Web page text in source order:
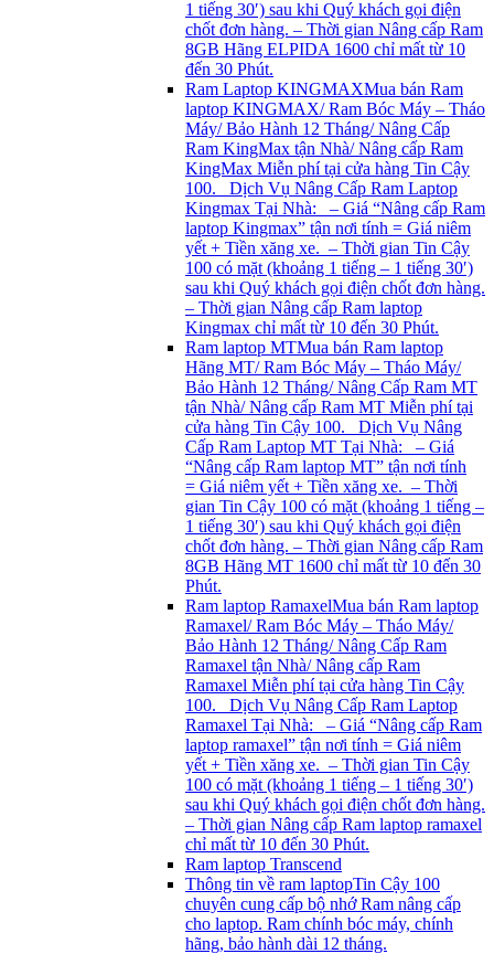
1 tiếng 30′) sau khi Quý khách gọi điện
chốt đơn hàng. – Thời gian Nâng cấp Ram
8GB Hãng ELPIDA 1600 chỉ mất từ 10
đến 30 Phút.
Ram Laptop KINGMAXMua bán Ram
laptop KINGMAX/ Ram Bóc Máy – Tháo
Máy/ Bảo Hành 12 Tháng/ Nâng Cấp
Ram KingMax tận Nhà/ Nâng cấp Ram
KingMax Miễn phí tại cửa hàng Tin Cậy
100. Dịch Vụ Nâng Cấp Ram Laptop
Kingmax Tại Nhà: – Giá “Nâng cấp Ram
laptop Kingmax” tận nơi tính = Giá niêm
yết + Tiền xăng xe. – Thời gian Tin Cậy
100 có mặt (khoảng 1 tiếng – 1 tiếng 30′)
sau khi Quý khách gọi điện chốt đơn hàng.
– Thời gian Nâng cấp Ram laptop
Kingmax chỉ mất từ 10 đến 30 Phút.
Ram laptop MTMua bán Ram laptop
Hãng MT/ Ram Bóc Máy – Tháo Máy/
Bảo Hành 12 Tháng/ Nâng Cấp Ram MT
tận Nhà/ Nâng cấp Ram MT Miễn phí tại
cửa hàng Tin Cậy 100. Dịch Vụ Nâng
Cấp Ram Laptop MT Tại Nhà: – Giá
“Nâng cấp Ram laptop MT” tận nơi tính
= Giá niêm yết + Tiền xăng xe. – Thời
gian Tin Cậy 100 có mặt (khoảng 1 tiếng –
1 tiếng 30′) sau khi Quý khách gọi điện
chốt đơn hàng. – Thời gian Nâng cấp Ram
8GB Hãng MT 1600 chỉ mất từ 10 đến 30
Phút.
Ram laptop RamaxelMua bán Ram laptop
Ramaxel/ Ram Bóc Máy – Tháo Máy/
Bảo Hành 12 Tháng/ Nâng Cấp Ram
Ramaxel tận Nhà/ Nâng cấp Ram
Ramaxel Miễn phí tại cửa hàng Tin Cậy
100. Dịch Vụ Nâng Cấp Ram Laptop
Ramaxel Tại Nhà: – Giá “Nâng cấp Ram
laptop ramaxel” tận nơi tính = Giá niêm
yết + Tiền xăng xe. – Thời gian Tin Cậy
100 có mặt (khoảng 1 tiếng – 1 tiếng 30′)
sau khi Quý khách gọi điện chốt đơn hàng.
– Thời gian Nâng cấp Ram laptop ramaxel
chỉ mất từ 10 đến 30 Phút.
Ram laptop Transcend
Thông tin về ram laptopTin Cậy 100
chuyên cung cấp bộ nhớ Ram nâng cấp
cho laptop. Ram chính bóc máy, chính
hãng, bảo hành dài 12 tháng.